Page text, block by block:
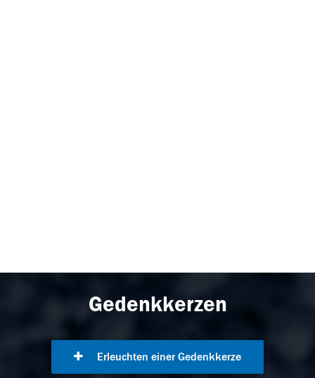
Gedenkkerzen
Erleuchten einer Gedenkkerze